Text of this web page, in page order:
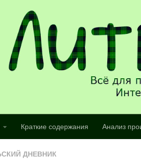
Краткие содержания Анализ
ДНЕВНИК